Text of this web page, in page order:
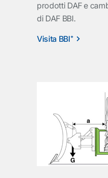
prodotti DAF e
di DAF BBI.
Visita BBI⁺